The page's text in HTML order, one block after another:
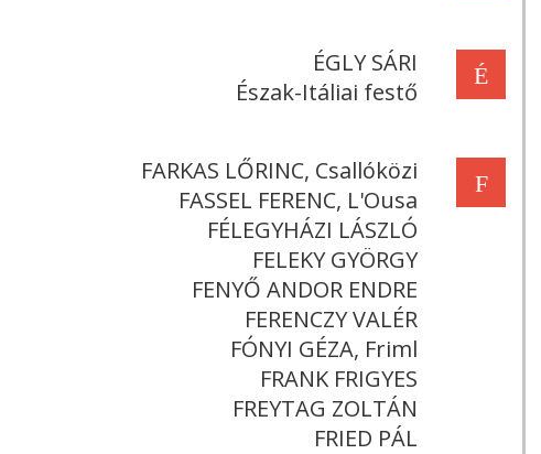
É
ÉGLY SÁRI
Észak-Itáliai festő
F
FARKAS LŐRINC, Csallóközi
FASSEL FERENC, L'Ousa
FÉLEGYHÁZI LÁSZLÓ
FELEKY GYÖRGY
FENYŐ ANDOR ENDRE
FERENCZY VALÉR
FÓNYI GÉZA, Friml
FRANK FRIGYES
FREYTAG ZOLTÁN
FRIED PÁL